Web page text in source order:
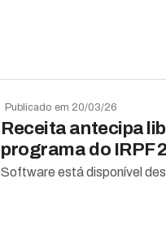
Publicado em 20/03/26
Receita antecipa
programa do IRPF
Software está disponível